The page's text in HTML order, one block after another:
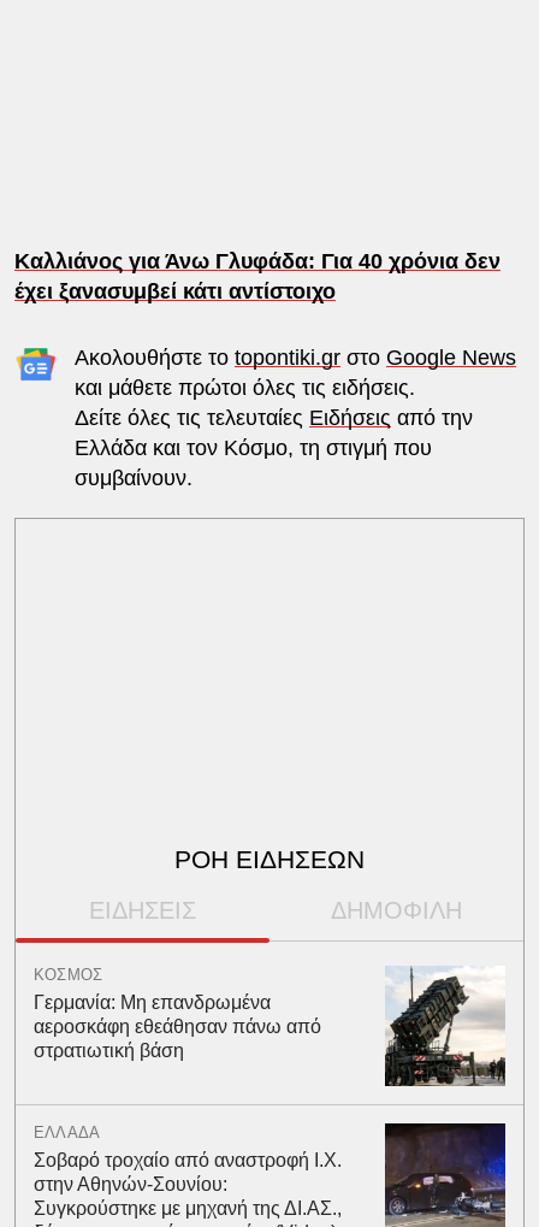
Καλλιάνος για Άνω Γλυφάδα: Για 40 χρόνια δεν
έχει ξανασυμβεί κάτι αντίστοιχο
Ακολουθήστε το topontiki.grστο Google News
και μάθετε πρώτοι όλες τις ειδήσεις.
Δείτε όλες τις τελευταίες Ειδήσεις από την
Ελλάδα και τον Κόσμο, τη στιγμή που
συμβαίνουν.
ΡΟΗ ΕΙΔΗΣΕΩΝ
ΕΙΔΗΣΕΙΣ ΔΗΜΟΦΙΛΗ
ΚΟΣΜΟΣ
Γερμανία: Μη επανδρωμένα
αεροσκάφη εθεάθησαν πάνω από
στρατιωτική βάση
ΕΛΛΑΔΑ
Σοβαρό τροχαίο από αναστροφή Ι.Χ.
στην Αθηνών-Σουνίου:
Συγκρούστηκε με μηχανή της ΔΙ.ΑΣ.,